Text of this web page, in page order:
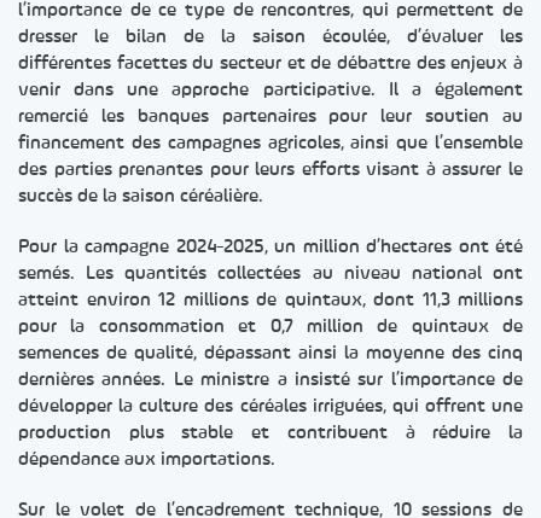
l’importance de ce type de rencontres, qui permettent de
dresser le bilan de la saison écoulée, d’évaluer les
différentes facettes du secteur et de débattre des enjeux à
venir dans une approche participative. Il a également
remercié les banques partenaires pour leur soutien au
financement des campagnes agricoles, ainsi que l’ensemble
des parties prenantes pour leurs efforts visant à assurer le
succès de la saison céréalière.
Pour la campagne 2024-2025, un million d’hectares ont été
semés. Les quantités collectées au niveau national ont
atteint environ 12 millions de quintaux, dont 11,3 millions
pour la consommation et 0,7 million de quintaux de
semences de qualité, dépassant ainsi la moyenne des cinq
dernières années. Le ministre a insisté sur l’importance de
développer la culture des céréales irriguées, qui offrent une
production plus stable et contribuent à réduire la
dépendance aux importations.
Sur le volet de l’encadrement technique, 10 sessions de